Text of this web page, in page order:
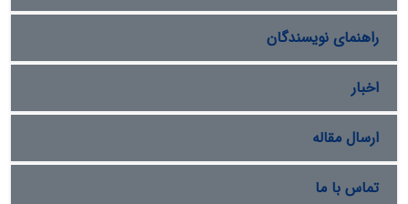
راهنمای نویسندگان
اخبار
ارسال مقاله
تماس با ما